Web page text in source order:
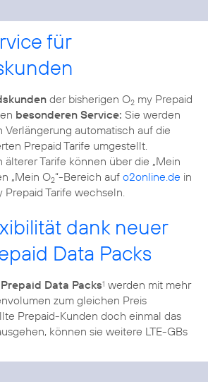
für
der bisherigen O2 my Prepaid
besonderen Service: Sie werden
Verlängerung automatisch auf die
Prepaid Tarife umgestellt.
älterer Tarife können über die „Mein
„Mein O2“-Bereich auf o2online.de in
Prepaid Tarife wechseln.
dank neuer
Data Packs
Data Packs1 werden mit mehr
zum gleichen Preis
Prepaid-Kunden doch einmal das
können sie weitere LTE-GBs